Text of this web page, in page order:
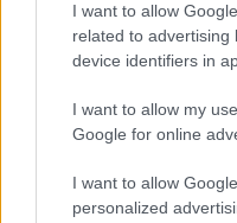
I want to allow
related to advertising
device identifiers in
I want to allow my
Google for online
I want to allow
personalized
Jön